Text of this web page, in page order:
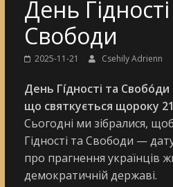
День
Свободи
2025-11-21 Csehily Adrienn
День Гі́дності та Свобо́ди
що святкується щороку
Сьогодні ми зібралися,
Гідності та Свободи —
про прагнення українців
демократичній державі.